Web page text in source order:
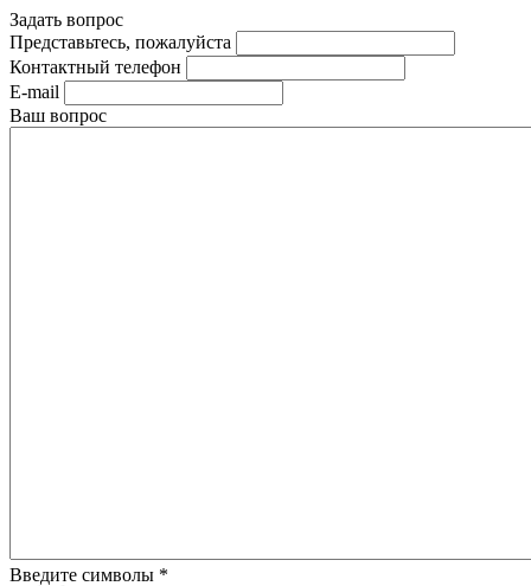
Задать вопрос
Представьтесь, пожалуйста
Контактный телефон
E-mail
Ваш вопрос
Введите символы *